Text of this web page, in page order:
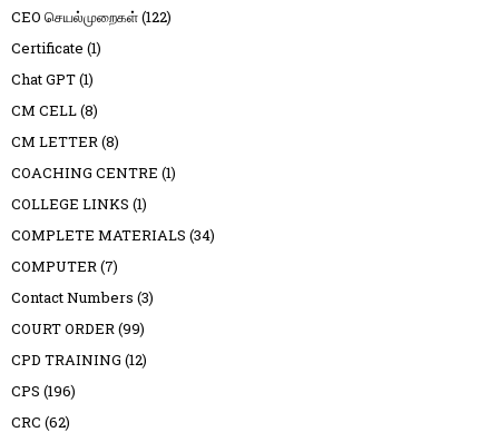
CEO செயல்முறைகள்(122)
Certificate (1)
Chat GPT(1)
CM CELL(8)
CM LETTER(8)
COACHING CENTRE (1)
COLLEGE LINKS (1)
COMPLETE MATERIALS (34)
COMPUTER(7)
Contact Numbers (3)
COURT ORDER(99)
CPD TRAINING (12)
CPS (196)
CRC (62)